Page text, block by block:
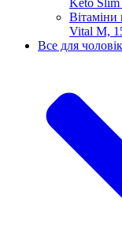
Вітаміни
Vital M,
Все для